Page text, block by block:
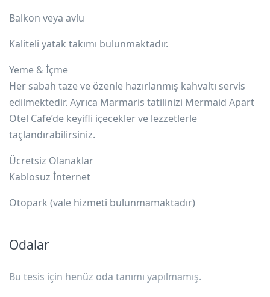
Balkon veya avlu
Kaliteli yatak takımı bulunmaktadır.
Yeme & İçme
Her sabah taze ve özenle hazırlanmış kahvaltı servis
edilmektedir. Ayrıca Marmaris tatilinizi Mermaid Apart
Otel Cafe’de keyifli içecekler ve lezzetlerle
taçlandırabilirsiniz.
Ücretsiz Olanaklar
Kablosuz İnternet
Otopark (vale hizmeti bulunmamaktadır)
Odalar
Bu tesis için henüz oda tanımı yapılmamış.